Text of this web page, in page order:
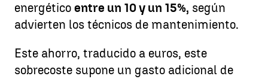
energético entre un 10 y un 15%, según
advierten los técnicos de mantenimiento.
Este ahorro, traducido a euros, este
sobrecoste supone un gasto adicional de